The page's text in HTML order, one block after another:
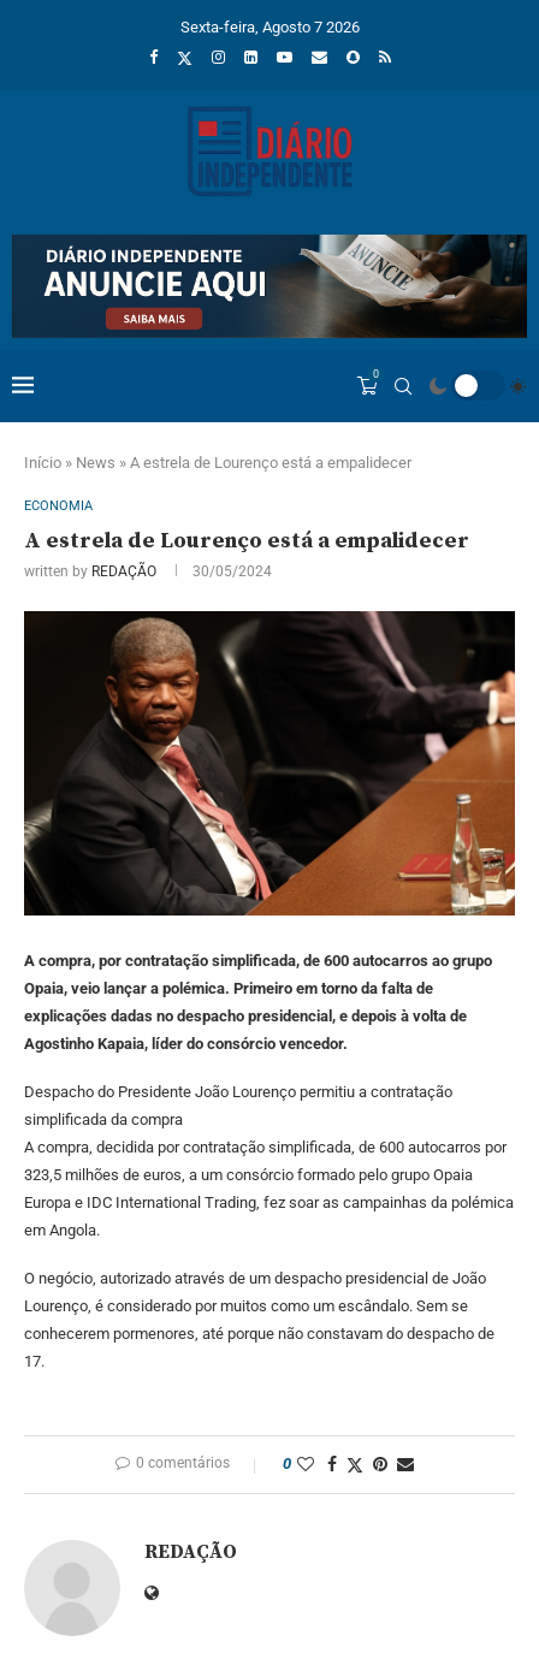
Sexta-feira, Agosto 7 2026
0
Início » News » A estrela de Lourenço está a empalidecer
ECONOMIA
A estrela de Lourenço está a empalidecer
written by REDAÇÃO 30/05/2024
A compra, por contratação simplificada, de 600 autocarros ao grupo
Opaia, veio lançar a polémica. Primeiro em torno da falta de
explicações dadas no despacho presidencial, e depois à volta de
Agostinho Kapaia, líder do consórcio vencedor.
Despacho do Presidente João Lourenço permitiu a contratação
simplificada da compra
A compra, decidida por contratação simplificada, de 600 autocarros por
323,5 milhões de euros, a um consórcio formado pelo grupo Opaia
Europa e IDC International Trading, fez soar as campainhas da polémica
em Angola.
O negócio, autorizado através de um despacho presidencial de João
Lourenço, é considerado por muitos como um escândalo. Sem se
conhecerem pormenores, até porque não constavam do despacho de
17.
0 comentários 0
REDAÇÃO